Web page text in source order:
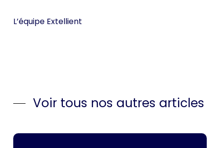
L’équipe Extellient
Voir tous nos autres articles